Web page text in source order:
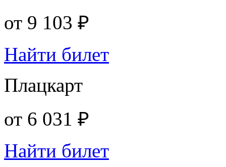
от 9 103 ₽
Найти билет
Плацкарт
от 6 031 ₽
Найти билет